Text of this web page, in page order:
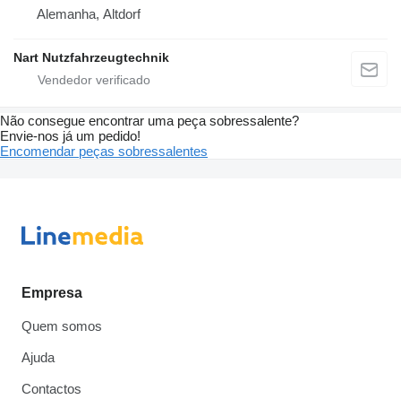
Alemanha, Altdorf
Nart Nutzfahrzeugtechnik
Não consegue encontrar uma peça sobressalente?
Envie-nos já um pedido!
Encomendar peças sobressalentes
Empresa
Quem somos
Ajuda
Contactos